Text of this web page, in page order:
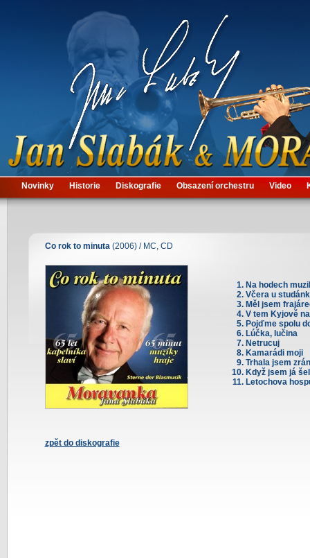
Novinky Historie Diskografie Obsazení orchestru Video
Co rok to minuta(2006) / MC, CD
Na hodech
Včera u
Měl jsem
V tem Kyjově
Pojďme spolu
Lúčka, lučina
Netrucuj
Kamarádi moji
Trhala jsem
Když jsem já
Letochova
zpět do diskografie